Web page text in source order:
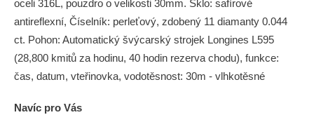
oceli 316L, pouzdro o velikosti 30mm. Sklo: safírové
antireflexní, Číselník: perleťový, zdobený 11 diamanty 0.044
ct. Pohon: Automatický švýcarský strojek Longines L595
(28,800 kmitů za hodinu, 40 hodin rezerva chodu), funkce:
čas, datum, vteřinovka, vodotěsnost: 30m - vlhkotěsné
Navíc pro Vás